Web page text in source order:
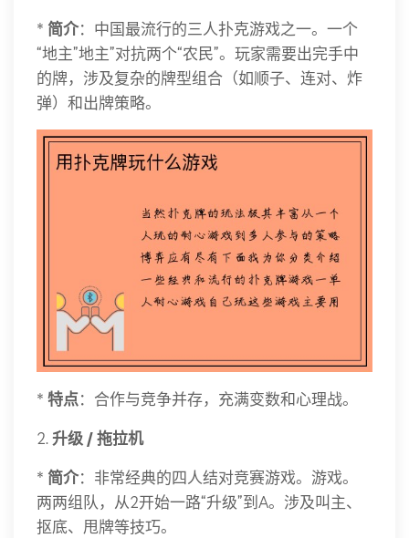
* 简介：中国最流行的三人扑克游戏之一。一个
“地主”地主”对抗两个“农民”。玩家需要出完手中
的牌，涉及复杂的牌型组合（如顺子、连对、炸
弹）和出牌策略。
* 特点：合作与竞争并存，充满变数和心理战。
2.升级 / 拖拉机
* 简介：非常经典的四人结对竞赛游戏。游戏。
两两组队，从2开始一路“升级”到A。涉及叫主、
抠底、甩牌等技巧。